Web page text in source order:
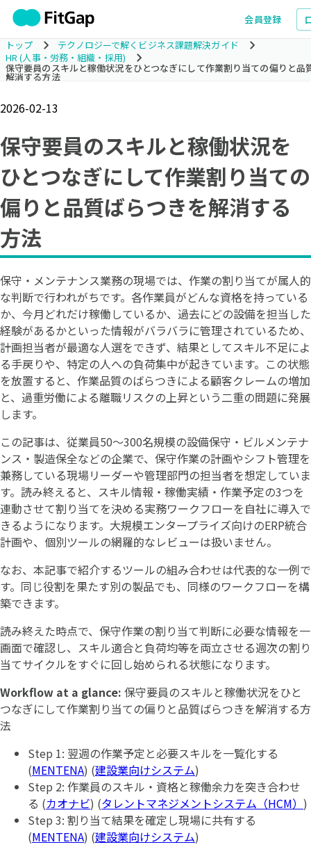
会員登録
トップ
テクノロジーで解くビジネス課題解決ガイド
HR (人事・労務・組織・採用)
保守要員のスキルと稼働状況をひとつなぎにして作業割り当ての偏りと品
解消する方法
2026-02-13
保守要員のスキルと稼働状況を
ひとつなぎにして作業割り当ての
偏りと品質ばらつきを解消する
方法
保守・メンテナンス業務の現場では、作業の割り当てが属人的
な判断で行われがちです。各作業員がどんな資格を持っている
か、今月どれだけ稼働しているか、過去にどの設備を担当した
経験があるかといった情報がバラバラに管理されているため、
計画担当者が最適な人選をできず、結果としてスキル不足によ
る手戻りや、特定の人への負荷集中が起きています。この状態
を放置すると、作業品質のばらつきによる顧客クレームの増加
と、過重労働による離職リスクの上昇という二重の問題に発展
します。
この記事は、従業員50〜300名規模の設備保守・ビルメンテナ
ンス・製造保全などの企業で、保守作業の計画やシフト管理を
兼務している現場リーダーや管理部門の担当者を想定していま
す。読み終えると、スキル情報・稼働実績・作業予定の3つを
連動させて割り当てを決める実務ワークフローを自社に導入で
きるようになります。大規模エンタープライズ向けのERP統合
計画や、個別ツールの網羅的なレビューは扱いません。
なお、本記事で紹介するツールの組み合わせは代表的な一例で
す。同じ役割を果たす別の製品でも、同様のワークフローを構
築できます。
読み終えた時点で、保守作業の割り当て判断に必要な情報を一
画面で確認し、スキル適合と負荷均等を両立させる週次の割り
当てサイクルをすぐに回し始められる状態になります。
Workflow at a glance: 保守要員のスキルと稼働状況をひと
つなぎにして作業割り当ての偏りと品質ばらつきを解消する方
法
Step 1: 翌週の作業予定と必要スキルを一覧化する
(MENTENA) (建設業向けシステム)
Step 2: 作業員のスキル・資格と稼働余力を突き合わせ
る (カオナビ) (タレントマネジメントシステム（HCM） )
Step 3: 割り当て結果を確定し現場に共有する
(MENTENA) (建設業向けシステム)